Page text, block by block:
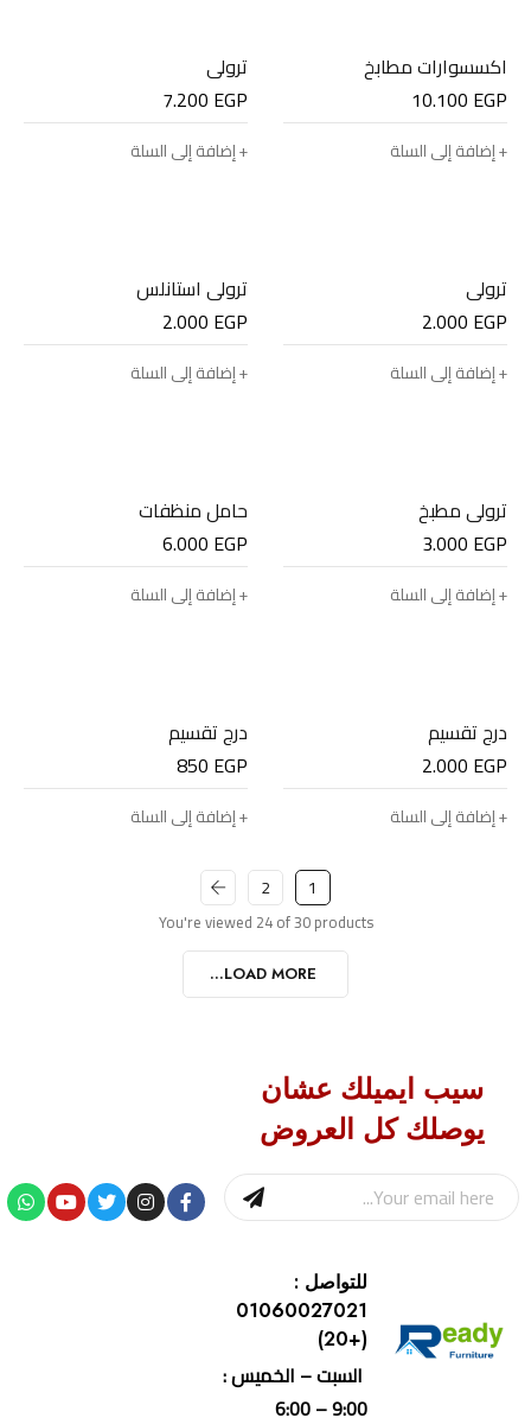
اكسسوارات مطابخ
10.100 EGP
إضافة إلى السلة
ترولي
7.200 EGP
إضافة إلى السلة
ترولي
2.000 EGP
إضافة إلى السلة
ترولي استانلس
2.000 EGP
إضافة إلى السلة
ترولي مطبخ
3.000 EGP
إضافة إلى السلة
حامل منظفات
6.000 EGP
إضافة إلى السلة
درج تقسيم
2.000 EGP
إضافة إلى السلة
درج تقسيم
850 EGP
إضافة إلى السلة
1
2
You're viewed 24 of 30 products
LOAD MORE...
سيب ايميلك عشان
يوصلك كل العروض
للتواصل :
01060027021
(+20)
السبت – الخميس :
9:00 – 6:00